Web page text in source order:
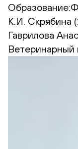
Образование:
К.И. Скрябина
Гаврилова
Ветеринарный